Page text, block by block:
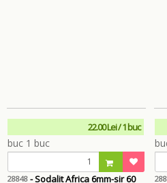
22.00 Lei / 1 buc
28848 - Sodalit Africa 6mm-sir 60